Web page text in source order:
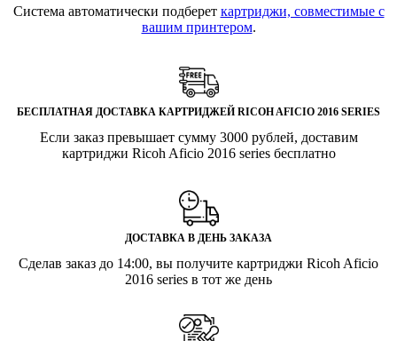
Система автоматически подберет картриджи, совместимые с
вашим принтером.
БЕСПЛАТНАЯ ДОСТАВКА КАРТРИДЖЕЙ RICOH AFICIO 2016 SERIES
Если заказ превышает сумму 3000 рублей, доставим
картриджи Ricoh Aficio 2016 series бесплатно
ДОСТАВКА В ДЕНЬ ЗАКАЗА
Сделав заказ до 14:00, вы получите картриджи Ricoh Aficio
2016 series в тот же день